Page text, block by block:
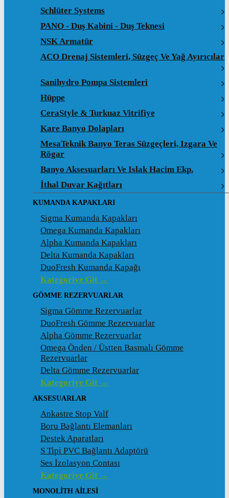
Schlüter Systems
PANO - Duş Kabini - Duş Teknesi
NSK Armatür
ACO Drenaj Sistemleri, Süzgeç Ve Yağ Ayırıcılar
Sanihydro Pompa Sistemleri
Hüppe
CeraStyle & Turkuaz Vitrifiye
Kare Banyo Dolapları
MesaTeknik Banyo Teras Süzgeçleri, Izgara Ve
Rögar
Banyo Aksesuarları Ve Islak Hacim Ekp.
İthal Duvar Kağıtları
KUMANDA KAPAKLARI
Sigma Kumanda Kapakları
Omega Kumanda Kapakları
Alpha Kumanda Kapakları
Delta Kumanda Kapakları
DuoFresh Kumanda Kapağı
Kategoriye Git →
GÖMME REZERVUARLAR
Sigma Gömme Rezervuarlar
DuoFresh Gömme Rezervuarlar
Alpha Gömme Rezervuarlar
Omega Önden / Üstten Basmalı Gömme
Rezervuarlar
Delta Gömme Rezervuarlar
Kategoriye Git →
AKSESUARLAR
Ankastre Stop Valf
Boru Bağlantı Elemanları
Destek Aparatları
S Tipi PVC Bağlantı Adaptörü
Ses İzolasyon Contası
Kategoriye Git →
MONOLITH AILESI